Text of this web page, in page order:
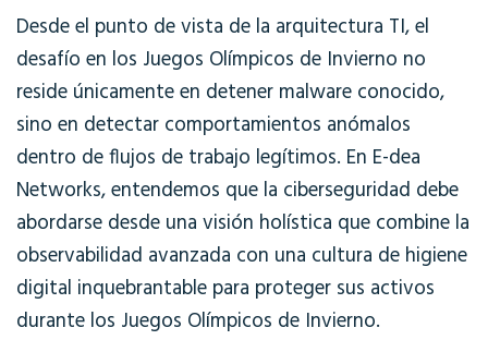
Desde el punto de vista de la arquitectura TI, el
desafío en los Juegos Olímpicos de Invierno no
reside únicamente en detener malware conocido,
sino en detectar comportamientos anómalos
dentro de flujos de trabajo legítimos. En E-dea
Networks, entendemos que la ciberseguridad debe
abordarse desde una visión holística que combine la
observabilidad avanzada con una cultura de higiene
digital inquebrantable para proteger sus activos
durante los Juegos Olímpicos de Invierno.